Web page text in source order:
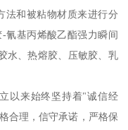
法和被粘物材质来进行分
氰基丙烯酸乙酯强力瞬间
水、热熔胶、压敏胶、乳
以来始终坚持着"诚信经
合理，信守承诺，严格保